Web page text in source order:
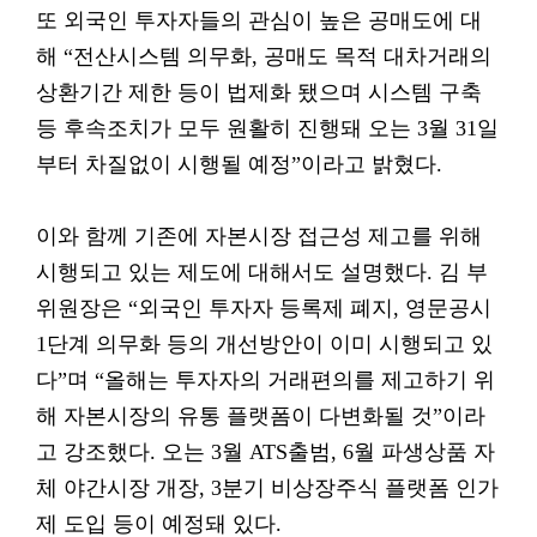
또 외국인 투자자들의 관심이 높은 공매도에 대
해 “전산시스템 의무화, 공매도 목적 대차거래의
상환기간 제한 등이 법제화 됐으며 시스템 구축
등 후속조치가 모두 원활히 진행돼 오는 3월 31일
부터 차질없이 시행될 예정”이라고 밝혔다.
이와 함께 기존에 자본시장 접근성 제고를 위해
시행되고 있는 제도에 대해서도 설명했다. 김 부
위원장은 “외국인 투자자 등록제 폐지, 영문공시
1단계 의무화 등의 개선방안이 이미 시행되고 있
다”며 “올해는 투자자의 거래편의를 제고하기 위
해 자본시장의 유통 플랫폼이 다변화될 것”이라
고 강조했다. 오는 3월 ATS출범, 6월 파생상품 자
체 야간시장 개장, 3분기 비상장주식 플랫폼 인가
제 도입 등이 예정돼 있다.